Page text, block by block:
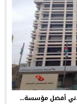
أفضل مؤسسة...